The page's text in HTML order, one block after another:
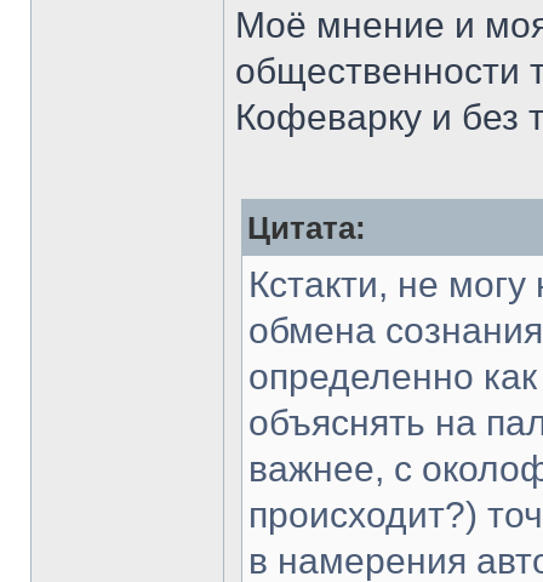
Моё мнение и
общественности
Кофеварку и без
Цитата:
Кстакти, не
обмена
определенно
объяснять на
важнее, с
происходит?)
в намерения